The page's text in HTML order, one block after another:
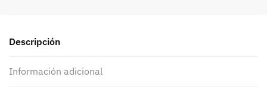
Descripción
Información adicional